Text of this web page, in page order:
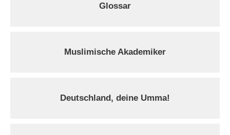
Glossar
Muslimische Akademiker
Deutschland, deine Umma!